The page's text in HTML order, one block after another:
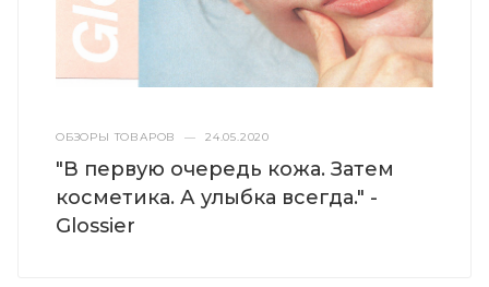
ОБЗОРЫ ТОВАРОВ — 24.05.2020
"В первую очередь кожа. Затем
косметика. А улыбка всегда." -
Glossier